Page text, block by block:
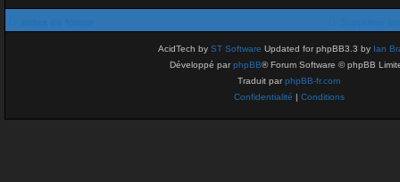
AcidTech by ST Software Updated for phpBB3.3 by Ian
Développé parphpBB® Forum Software © phpBB
Traduit parphpBB-fr.com
Confidentialité | Conditions